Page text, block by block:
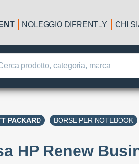
NOLEGGIO DIFRENTLY CHI
PACKARD BORSE PER NOTEBOOK
HP Renew